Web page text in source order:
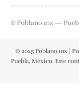
© Poblano.mx —
© 2025 Poblano.mx |
Puebla, México. Este